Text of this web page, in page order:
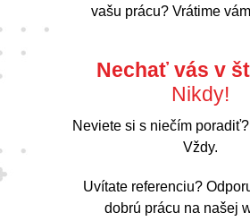
vašu prácu? Vrátime
Nechať vás v
Nikdy!
Neviete si s niečím
Vždy.
Uvítate referenciu?
dobrú prácu na našej